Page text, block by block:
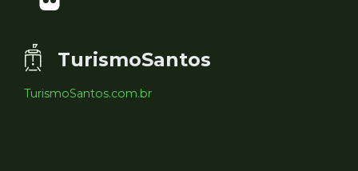
TurismoSantos
TurismoSantos.com.br